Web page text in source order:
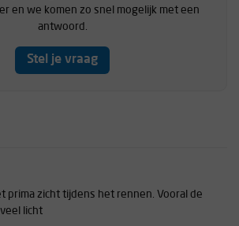
en we komen zo snel mogelijk met een
antwoord.
Stel je vraag
prima zicht tijdens het rennen. Vooral de
licht